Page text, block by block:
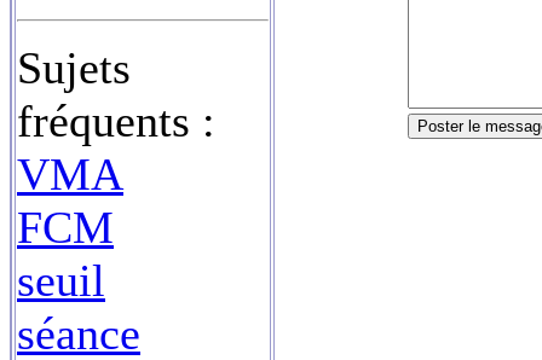
Sujets
fréquents :
VMA
FCM
seuil
séance